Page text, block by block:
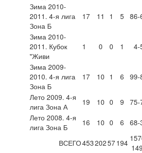
Зима 2010-
2011. 4-я лига
Зона Б
17 11 1 5 86-
Зима 2010-
2011. Кубок
"Живи
1 0 0 1 4-
Зима 2009-
2010. 4-я лига
Зона Б
17 10 1 6 99-
Лето 2009. 4-я
лига Зона А
19 10 0 9 75-
Лето 2008. 4-я
лига Зона Б
16 10 0 6 68-
ВСЕГО45320257194